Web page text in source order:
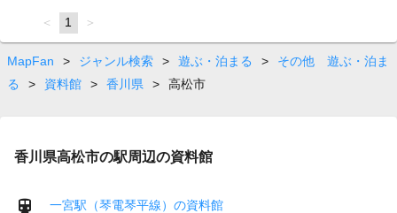
page
You're
on
page
1 page
MapFan > ジャンル検索 > 遊ぶ・泊まる >
その他 遊ぶ・泊ま
る
> 資料館 > 香川県 > 高松市
香川県高松市の駅周辺の資料館
一宮駅（琴電琴平線）の資料館